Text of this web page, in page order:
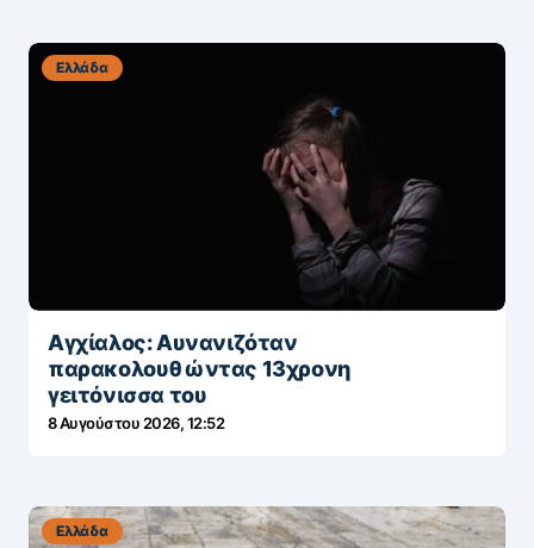
Ελλάδα
Αγχίαλος: Αυνανιζόταν
παρακολουθώντας 13χρονη
γειτόνισσα του
8 Αυγούστου 2026, 12:52
Ελλάδα